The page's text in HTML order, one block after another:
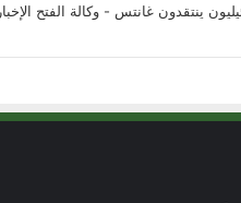
ينتقدون غانتس - وكالة الفتح